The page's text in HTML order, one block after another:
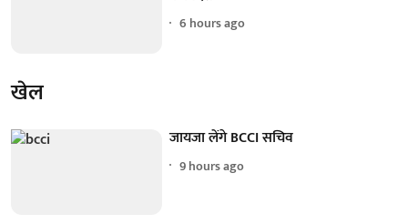
6 hours ago
खेल
जायजा लेंगे BCCI सचिव
9 hours ago